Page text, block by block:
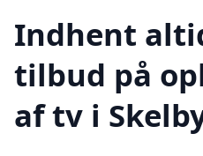
Indhent
tilbud på
af tv i